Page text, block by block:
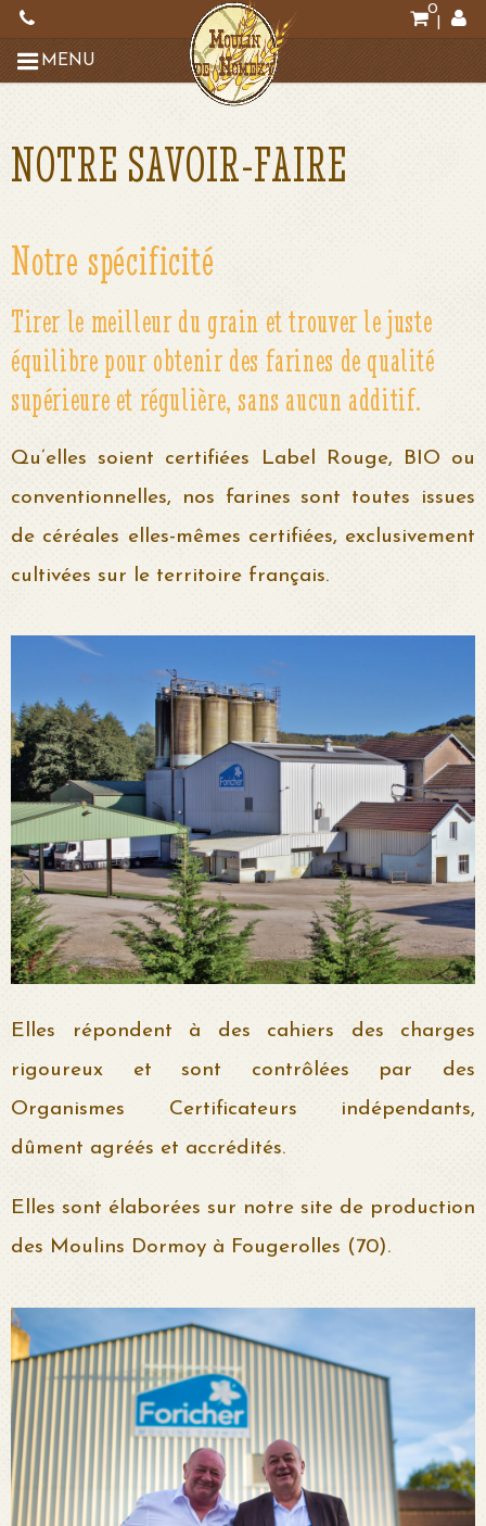
0
MENU
NOTRE SAVOIR-FAIRE
Notre spécificité
Tirer le meilleur du grain et trouver le juste
équilibre pour obtenir des farines de qualité
supérieure et régulière, sans aucun additif.
Qu’elles soient certifiées Label Rouge, BIO ou
conventionnelles, nos farines sont toutes issues
de céréales elles-mêmes certifiées, exclusivement
cultivées sur le territoire français.
Elles répondent à des cahiers des charges
rigoureux et sont contrôlées par des
Organismes Certificateurs indépendants,
dûment agréés et accrédités.
Elles sont élaborées sur notre site de production
des Moulins Dormoy à Fougerolles (70).